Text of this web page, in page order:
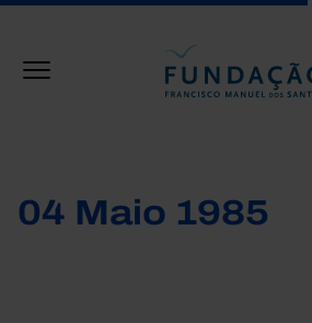
04 Maio 1985